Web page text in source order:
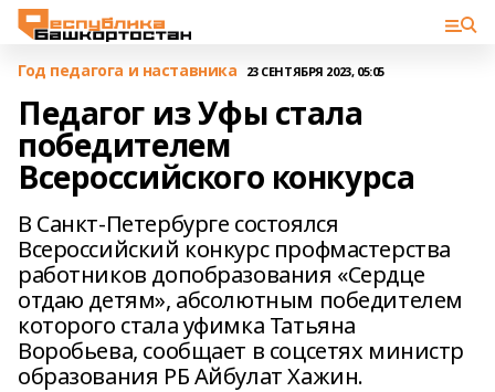
Год педагога и наставника 23 СЕНТЯБРЯ 2023, 05:05
Педагог из Уфы стала
победителем
Всероссийского конкурса
В Санкт-Петербурге состоялся
Всероссийский конкурс профмастерства
работников допобразования «Сердце
отдаю детям», абсолютным победителем
которого стала уфимка Татьяна
Воробьева, сообщает в соцсетях министр
образования РБ Айбулат Хажин.